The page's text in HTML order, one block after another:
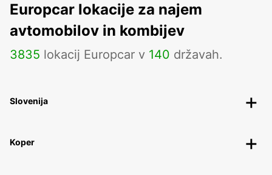
Europcar lokacije za najem
avtomobilov in kombijev
3835 lokacij Europcar v 140 državah.
Slovenija
Koper